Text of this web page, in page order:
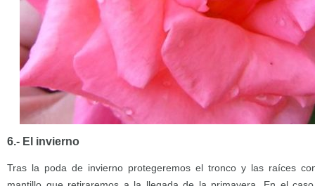
6.- El invierno
Tras la poda de invierno protegeremos el tronco y las raíces